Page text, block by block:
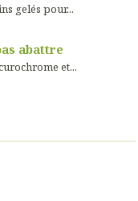
gelés pour...
abattre
et...